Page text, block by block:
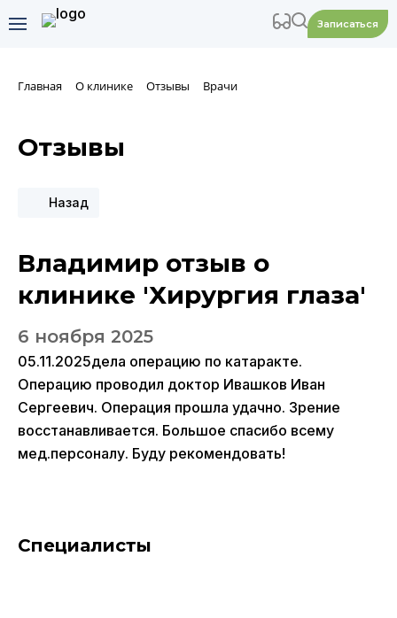
Записаться
Главная О клинике Отзывы Врачи
Отзывы
Назад
Владимир отзыв о
клинике 'Хирургия глаза'
6 ноября 2025
05.11.2025дела операцию по катаракте.
Операцию проводил доктор Ивашков Иван
Сергеевич. Операция прошла удачно. Зрение
восстанавливается. Большое спасибо всему
мед.персоналу. Буду рекомендовать!
Специалисты